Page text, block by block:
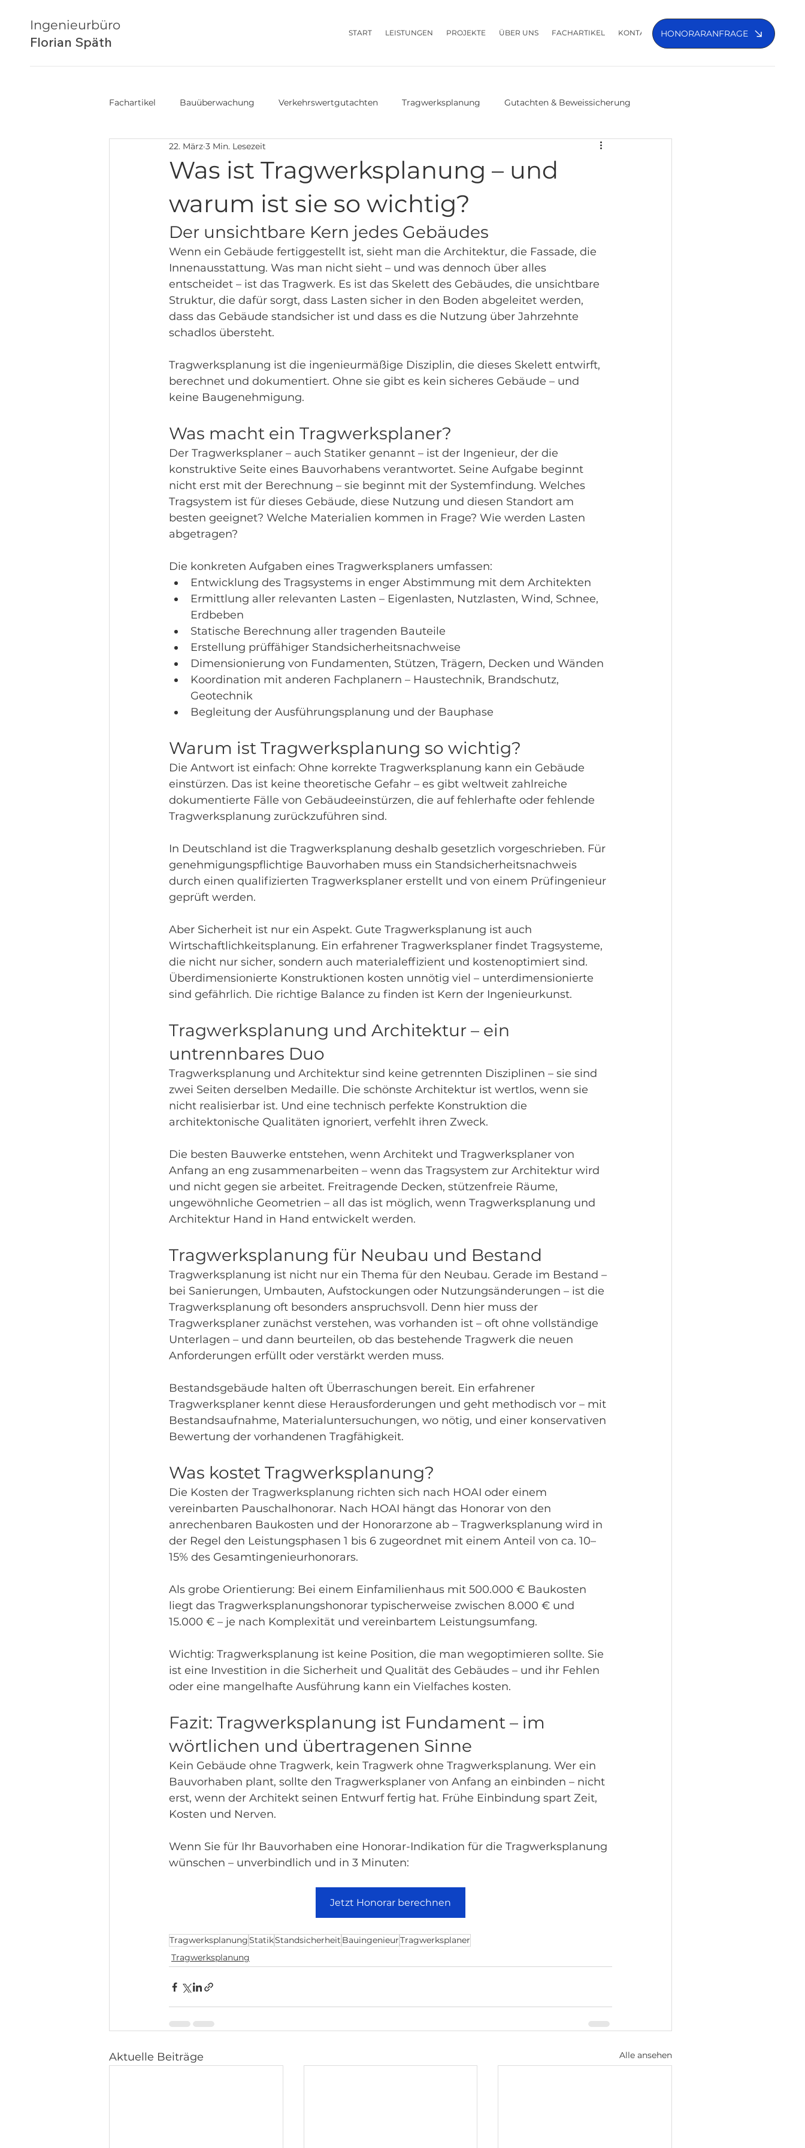
Ingenieurbüro
Florian Späth
HONORARANFRAGE
START LEISTUNGEN PROJEKTE ÜBER UNS FACHARTIKEL KONTAKT
Fachartikel Bauüberwachung Verkehrswertgutachten Tragwerksplanung Gutachten & Beweissicherung
3D-Scan & Digitaler Zwilling
Was ist Tragwerksplanung – und
warum ist sie so wichtig?
22. März 3 Min. Lesezeit
Der unsichtbare Kern jedes Gebäudes
Wenn ein Gebäude fertiggestellt ist, sieht man die Architektur, die Fassade, die
Innenausstattung. Was man nicht sieht – und was dennoch über alles
entscheidet – ist das Tragwerk. Es ist das Skelett des Gebäudes, die unsichtbare
Struktur, die dafür sorgt, dass Lasten sicher in den Boden abgeleitet werden,
dass das Gebäude standsicher ist und dass es die Nutzung über Jahrzehnte
schadlos übersteht.
Tragwerksplanung ist die ingenieurmäßige Disziplin, die dieses Skelett entwirft,
berechnet und dokumentiert. Ohne sie gibt es kein sicheres Gebäude – und
keine Baugenehmigung.
Was macht ein Tragwerksplaner?
Der Tragwerksplaner – auch Statiker genannt – ist der Ingenieur, der die
konstruktive Seite eines Bauvorhabens verantwortet. Seine Aufgabe beginnt
nicht erst mit der Berechnung – sie beginnt mit der Systemfindung. Welches
Tragsystem ist für dieses Gebäude, diese Nutzung und diesen Standort am
besten geeignet? Welche Materialien kommen in Frage? Wie werden Lasten
abgetragen?
Die konkreten Aufgaben eines Tragwerksplaners umfassen:
Entwicklung des Tragsystems in enger Abstimmung mit dem Architekten
Ermittlung aller relevanten Lasten – Eigenlasten, Nutzlasten, Wind, Schnee,
Erdbeben
Statische Berechnung aller tragenden Bauteile
Erstellung prüffähiger Standsicherheitsnachweise
Dimensionierung von Fundamenten, Stützen, Trägern, Decken und Wänden
Koordination mit anderen Fachplanern – Haustechnik, Brandschutz,
Geotechnik
Begleitung der Ausführungsplanung und der Bauphase
Warum ist Tragwerksplanung so wichtig?
Die Antwort ist einfach: Ohne korrekte Tragwerksplanung kann ein Gebäude
einstürzen. Das ist keine theoretische Gefahr – es gibt weltweit zahlreiche
dokumentierte Fälle von Gebäudeeinstürzen, die auf fehlerhafte oder fehlende
Tragwerksplanung zurückzuführen sind.
In Deutschland ist die Tragwerksplanung deshalb gesetzlich vorgeschrieben. Für
genehmigungspflichtige Bauvorhaben muss ein Standsicherheitsnachweis
durch einen qualifizierten Tragwerksplaner erstellt und von einem Prüfingenieur
geprüft werden.
Aber Sicherheit ist nur ein Aspekt. Gute Tragwerksplanung ist auch
Wirtschaftlichkeitsplanung. Ein erfahrener Tragwerksplaner findet Tragsysteme,
die nicht nur sicher, sondern auch materialeffizient und kostenoptimiert sind.
Überdimensionierte Konstruktionen kosten unnötig viel – unterdimensionierte
sind gefährlich. Die richtige Balance zu finden ist Kern der Ingenieurkunst.
Tragwerksplanung und Architektur – ein
untrennbares Duo
Tragwerksplanung und Architektur sind keine getrennten Disziplinen – sie sind
zwei Seiten derselben Medaille. Die schönste Architektur ist wertlos, wenn sie
nicht realisierbar ist. Und eine technisch perfekte Konstruktion die
architektonische Qualitäten ignoriert, verfehlt ihren Zweck.
Die besten Bauwerke entstehen, wenn Architekt und Tragwerksplaner von
Anfang an eng zusammenarbeiten – wenn das Tragsystem zur Architektur wird
und nicht gegen sie arbeitet. Freitragende Decken, stützenfreie Räume,
ungewöhnliche Geometrien – all das ist möglich, wenn Tragwerksplanung und
Architektur Hand in Hand entwickelt werden.
Tragwerksplanung für Neubau und Bestand
Tragwerksplanung ist nicht nur ein Thema für den Neubau. Gerade im Bestand –
bei Sanierungen, Umbauten, Aufstockungen oder Nutzungsänderungen – ist die
Tragwerksplanung oft besonders anspruchsvoll. Denn hier muss der
Tragwerksplaner zunächst verstehen, was vorhanden ist – oft ohne vollständige
Unterlagen – und dann beurteilen, ob das bestehende Tragwerk die neuen
Anforderungen erfüllt oder verstärkt werden muss.
Bestandsgebäude halten oft Überraschungen bereit. Ein erfahrener
Tragwerksplaner kennt diese Herausforderungen und geht methodisch vor – mit
Bestandsaufnahme, Materialuntersuchungen, wo nötig, und einer konservativen
Bewertung der vorhandenen Tragfähigkeit.
Was kostet Tragwerksplanung?
Die Kosten der Tragwerksplanung richten sich nach HOAI oder einem
vereinbarten Pauschalhonorar. Nach HOAI hängt das Honorar von den
anrechenbaren Baukosten und der Honorarzone ab – Tragwerksplanung wird in
der Regel den Leistungsphasen 1 bis 6 zugeordnet mit einem Anteil von ca. 10–
15% des Gesamtingenieurhonorars.
Als grobe Orientierung: Bei einem Einfamilienhaus mit 500.000 € Baukosten
liegt das Tragwerksplanungshonorar typischerweise zwischen 8.000 € und
15.000 € – je nach Komplexität und vereinbartem Leistungsumfang.
Wichtig: Tragwerksplanung ist keine Position, die man wegoptimieren sollte. Sie
ist eine Investition in die Sicherheit und Qualität des Gebäudes – und ihr Fehlen
oder eine mangelhafte Ausführung kann ein Vielfaches kosten.
Fazit: Tragwerksplanung ist Fundament – im
wörtlichen und übertragenen Sinne
Kein Gebäude ohne Tragwerk, kein Tragwerk ohne Tragwerksplanung. Wer ein
Bauvorhaben plant, sollte den Tragwerksplaner von Anfang an einbinden – nicht
erst, wenn der Architekt seinen Entwurf fertig hat. Frühe Einbindung spart Zeit,
Kosten und Nerven.
Wenn Sie für Ihr Bauvorhaben eine Honorar-Indikation für die Tragwerksplanung
wünschen – unverbindlich und in 3 Minuten:
Jetzt Honorar berechnen
TragwerksplanungStatikStandsicherheit BauingenieurTragwerksplaner
Tragwerksplanung
Aktuelle Beiträge Alle ansehen